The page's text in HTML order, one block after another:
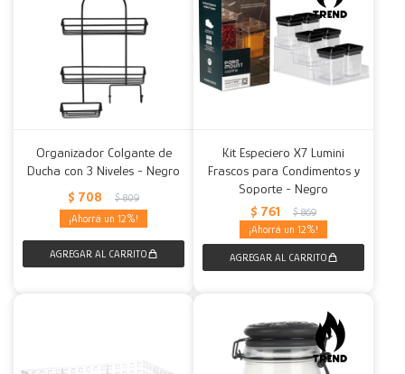
Organizador Colgante de
Ducha con 3 Niveles - Negro
$ 708 $ 809
12
Kit Especiero X7 Lumini
Frascos para Condimentos y
Soporte - Negro
$ 761 $ 869
12